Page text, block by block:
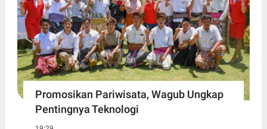
Promosikan Pariwisata, Wagub Ungkap
Pentingnya Teknologi